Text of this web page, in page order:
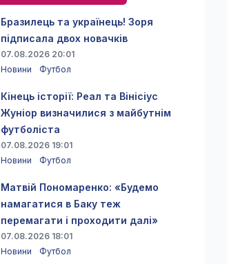
Бразилець та українець! Зоря
підписала двох новачків
07.08.2026 20:01
Новини
Футбол
Кінець історії: Реал та Вінісіус
Жуніор визначилися з майбутнім
футболіста
07.08.2026 19:01
Новини
Футбол
Матвій Пономаренко: «Будемо
намагатися в Баку теж
перемагати і проходити далі»
07.08.2026 18:01
Новини
Футбол